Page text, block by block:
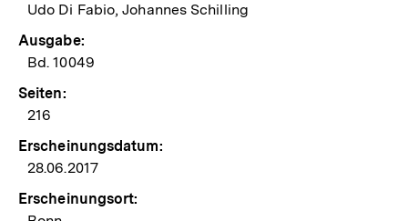
Udo Di Fabio, Johannes Schilling
Ausgabe:
Bd. 10049
Seiten:
216
Erscheinungsdatum:
28.06.2017
Erscheinungsort: